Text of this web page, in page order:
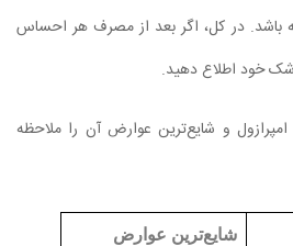
باشد. در کل، اگر بعد از مصرف هر احساس
خود اطلاع دهید.
و شایع‌ترین عوارض آن را ملاحظه
شایع‌ترین عوارض